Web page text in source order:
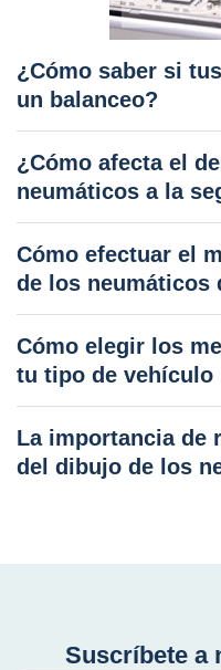
¿Cómo saber si
un balanceo?
¿Cómo afecta el
neumáticos a la
Cómo efectuar el
de los neumáticos
Cómo elegir los
tu tipo de vehículo
La importancia de
del dibujo de los
Suscríbete a